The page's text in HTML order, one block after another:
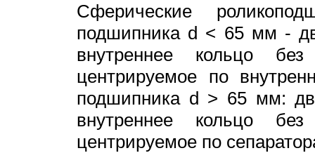
Сферические
подшипника d < 65 мм -
внутреннее кольцо
центрируемое по
подшипника d > 65 мм:
внутреннее кольцо
центрируемое по